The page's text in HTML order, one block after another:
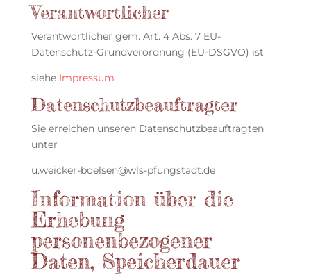
Verantwortlicher
Verantwortlicher gem. Art. 4 Abs. 7 EU-
Datenschutz-Grundverordnung (EU-DSGVO) ist
siehe Impressum
Datenschutzbeauftragter
Sie erreichen unseren Datenschutzbeauftragten
unter
u.weicker-boelsen@wls-pfungstadt.de
Information über die
Erhebung
personenbezogener
Daten, Speicherdauer